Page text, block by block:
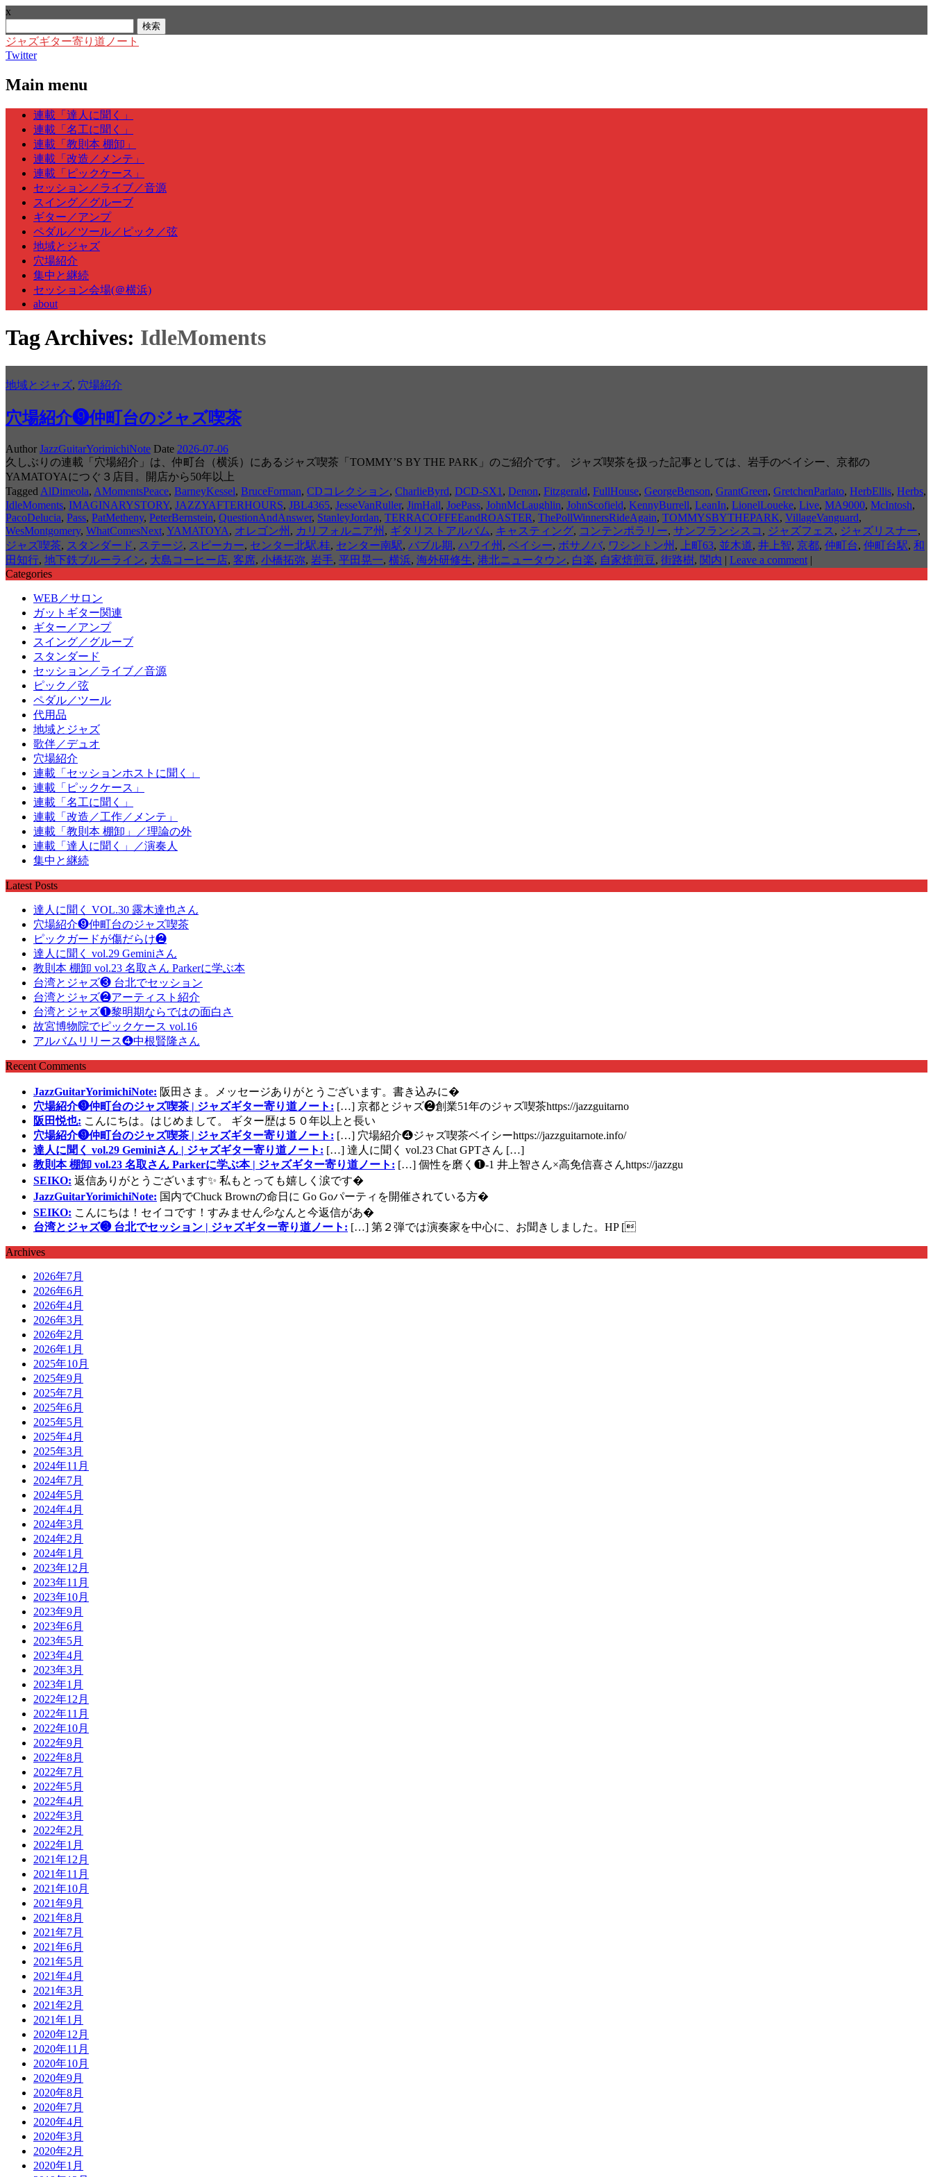
x
索:
ジャズギター寄り道ノート
Twitter
Main menu
Skip
content
連載「達人に聞く」
連載「名工に聞く」
連載「教則本 棚卸」
連載「改造／メンテ」
連載「ピックケース」
セッション／ライブ／音源
スイング／グルーブ
ギター／アンプ
ペダル／ツール／ピック／弦
地域とジャズ
穴場紹介
集中と継続
セッション会場(＠横浜)
about
Tag Archives: IdleMoments
地域とジャズ, 穴場紹介
穴場紹介❾仲町台のジャズ喫茶
Author JazzGuitarYorimichiNote Date 2026-07-06
久しぶりの連載「穴場紹介」は、仲町台（横浜）にあるジャズ喫茶「TOMMY’S BY THE PARK」のご紹介です。 ジャズ喫茶を扱った記事としては、岩手のベイシー、京都の
YAMATOYAにつぐ３店目。開店から50年以上
Tagged AlDimeola, AMomentsPeace, BarneyKessel, BruceForman, CDコレクション, CharlieByrd, DCD-SX1 , Denon, Fitzgerald, FullHouse, GeorgeBenson, GrantGreen, GretchenParlato, HerbEllis, Herbs,
IdleMoments, IMAGINARYSTORY, JAZZYAFTERHOURS, JBL4365, JesseVanRuller, JimHall, JoePass, JohnMcLaughlin, JohnScofield, KennyBurrell, LeanIn, LionelLoueke, Live, MA9000, McIntosh,
PacoDelucia, Pass, PatMetheny, PeterBernstein, QuestionAndAnswer, StanleyJordan, TERRACOFFEEandROASTER, ThePollWinnersRideAgain, TOMMYSBYTHEPARK, VillageVanguard,
WesMontgomery, WhatComesNext, YAMATOYA, オレゴン州 , カリフォルニア州 , ギタリストアルバム, キャスティング, コンテンポラリー, サンフランシスコ , ジャズフェス , ジャズリスナー,
ジャズ喫茶, スタンダード, ステージ, スピーカー, センター北駅.桂, センター南駅, バブル期, ハワイ州 , ベイシー, ボサノバ, ワシントン州 , 上町63, 並木道, 井上智, 京都, 仲町台, 仲町台駅, 和
田知行, 地下鉄ブルーライン, 大島コーヒー店, 客席, 小橋拓弥, 岩手, 平田晃一, 横浜, 海外研修生, 港北ニュータウン, 白楽, 自家焙煎豆, 街路樹, 関内 | Leave a comment |
Categories
WEB／サロン
ガットギター関連
ギター／アンプ
スイング／グルーブ
スタンダード
セッション／ライブ／音源
ピック／弦
ペダル／ツール
代用品
地域とジャズ
歌伴／デュオ
穴場紹介
連載「セッションホストに聞く」
連載「ピックケース」
連載「名工に聞く」
連載「改造／工作／メンテ」
連載「教則本 棚卸」／理論の外
連載「達人に聞く」／演奏人
集中と継続
Latest Posts
達人に聞く VOL.30 露木達也さん
穴場紹介❾仲町台のジャズ喫茶
ピックガードが傷だらけ❷
達人に聞く vol.29 Geminiさん
教則本 棚卸 vol.23 名取さん Parkerに学ぶ本
台湾とジャズ❸ 台北でセッション
台湾とジャズ❷アーティスト紹介
台湾とジャズ❶黎明期ならではの面白さ
故宮博物院でピックケース vol.16
アルバムリリース❹中根賢隆さん
Recent Comments
JazzGuitarYorimichiNote: 阪田さま。メッセージありがとうございます。書き込みに�
穴場紹介❾仲町台のジャズ喫茶 | ジャズギター寄り道ノート: […] 京都とジャズ❷創業51年のジャズ喫茶https://jazzguitarno
阪田悦也: こんにちは。はじめまして。 ギター歴は５０年以上と長い
穴場紹介❾仲町台のジャズ喫茶 | ジャズギター寄り道ノート: […] 穴場紹介❹ジャズ喫茶ベイシーhttps://jazzguitarnote.info/
達人に聞く vol.29 Geminiさん | ジャズギター寄り道ノート: […] 達人に聞く vol.23 Chat GPTさん […]
教則本 棚卸 vol.23 名取さん Parkerに学ぶ本 | ジャズギター寄り道ノート: […] 個性を磨く❶-1 井上智さん×高免信喜さんhttps://jazzgu
SEIKO: 返信ありがとうございます✨ 私もとっても嬉しく涙です�
JazzGuitarYorimichiNote: 国内でChuck Brownの命日に Go Goパーティを開催されている方�
SEIKO: こんにちは！セイコです！すみません💦なんと今返信があ�
台湾とジャズ❸ 台北でセッション | ジャズギター寄り道ノート: […] 第２弾では演奏家を中心に、お聞きしました。HP [
Archives
2026年7月
2026年6月
2026年4月
2026年3月
2026年2月
2026年1月
2025年10月
2025年9月
2025年7月
2025年6月
2025年5月
2025年4月
2025年3月
2024年11月
2024年7月
2024年5月
2024年4月
2024年3月
2024年2月
2024年1月
2023年12月
2023年11月
2023年10月
2023年9月
2023年6月
2023年5月
2023年4月
2023年3月
2023年1月
2022年12月
2022年11月
2022年10月
2022年9月
2022年8月
2022年7月
2022年5月
2022年4月
2022年3月
2022年2月
2022年1月
2021年12月
2021年11月
2021年10月
2021年9月
2021年8月
2021年7月
2021年6月
2021年5月
2021年4月
2021年3月
2021年2月
2021年1月
2020年12月
2020年11月
2020年10月
2020年9月
2020年8月
2020年7月
2020年4月
2020年3月
2020年2月
2020年1月